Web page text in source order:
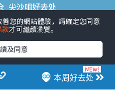
本周好去处
尖沙咀好去处
好去处 旺角好去处 社会
#美食社群热话
应用程式
#限时抢
商户中心 #著数 #网络热话
您的網站體驗，請確定您同意
才可繼續瀏覽。
及同意